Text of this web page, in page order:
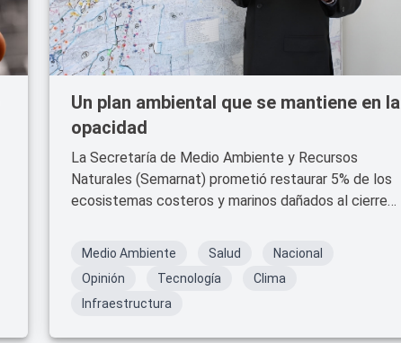
Un plan ambiental que se mantiene en la
opacidad
La Secretaría de Medio Ambiente y Recursos
Naturales (Semarnat) prometió restaurar 5% de los
ecosistemas costeros y marinos dañados al cierre
público que demuestre el avance.
Medio Ambiente Salud
Nacional
Opinión
Tecnología
Clima
Infraestructura